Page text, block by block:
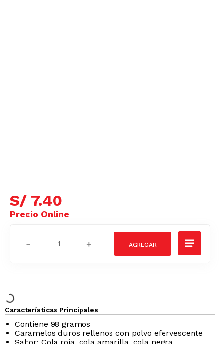
S/ 7. 40
Características Principales
Contiene 98 gramos
Caramelos duros rellenos con polvo efervescente
Sabor: Cola roja, cola amarilla, cola negra